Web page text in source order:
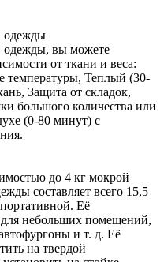
одежды
одежды, вы можете
от ткани и веса:
температуры, Теплый (30-
Защита от складок,
большого количества или
(0-80 минут) с
до 4 кг мокрой
составляет всего 15,5
Её
для небольших помещений,
и т. д. Её
на твердой